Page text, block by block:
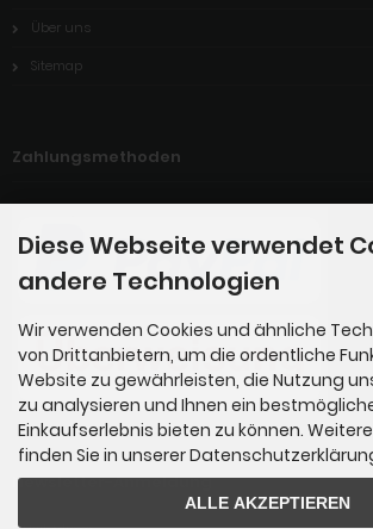
Über uns
Sitemap
Zahlungsmethoden
Newsletter-Anmeldung
Diese Webseite verwendet
andere Technologien
Wir verwenden Cookies und ähnliche
von Drittanbietern, um die ordentliche
Website zu gewährleisten, die Nutzung
zu analysieren und Ihnen ein
Einkaufserlebnis bieten zu können.
finden Sie in unserer
ALLE AKZEPTIEREN